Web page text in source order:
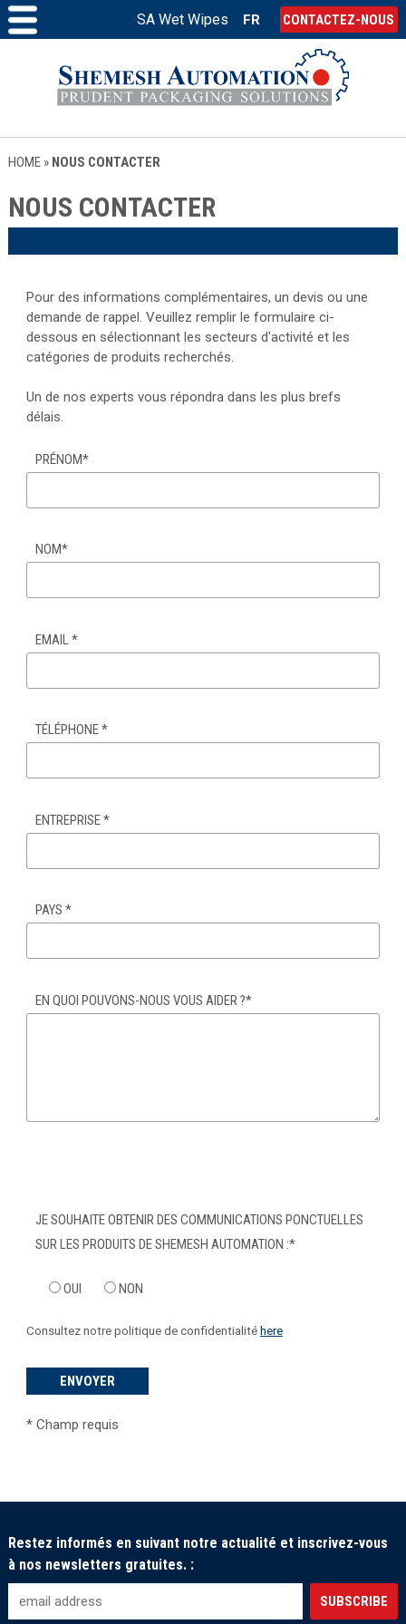
SA Wet Wipes FR CONTACTEZ-NOUS
HOME» NOUS CONTACTER
NOUS CONTACTER
Pour des informations complémentaires, un devis ou une
demande de rappel. Veuillez remplir le formulaire ci-
dessous en sélectionnant les secteurs d'activité et les
catégories de produits recherchés.
Un de nos experts vous répondra dans les plus brefs
délais.
PRÉNOM*
NOM*
EMAIL*
TÉLÉPHONE*
ENTREPRISE*
PAYS *
EN QUOI POUVONS-NOUS VOUS AIDER ?*
JE SOUHAITE OBTENIR DES COMMUNICATIONS PONCTUELLES
SUR LES PRODUITS DE SHEMESH AUTOMATION :*
OUI NON
Consultez notre politique de confidentialitéhere
*Champ requis
Restez informés en suivant notre actualité et inscrivez-vous
à nos newsletters gratuites. :